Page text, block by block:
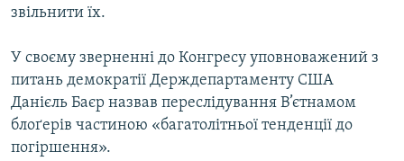
звільнити їх.
У своєму зверненні до Конгресу уповноважений з
питань демократії Держдепартаменту США
Данієль Баєр назвав переслідування В’єтнамом
блоґерів частиною «багатолітньої тенденції до
погіршення».